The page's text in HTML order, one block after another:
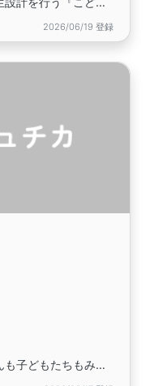
2026/06/19 登録
英語を通じて、おじいちゃんも子どもたちもみんなで繋がれる居場所へ